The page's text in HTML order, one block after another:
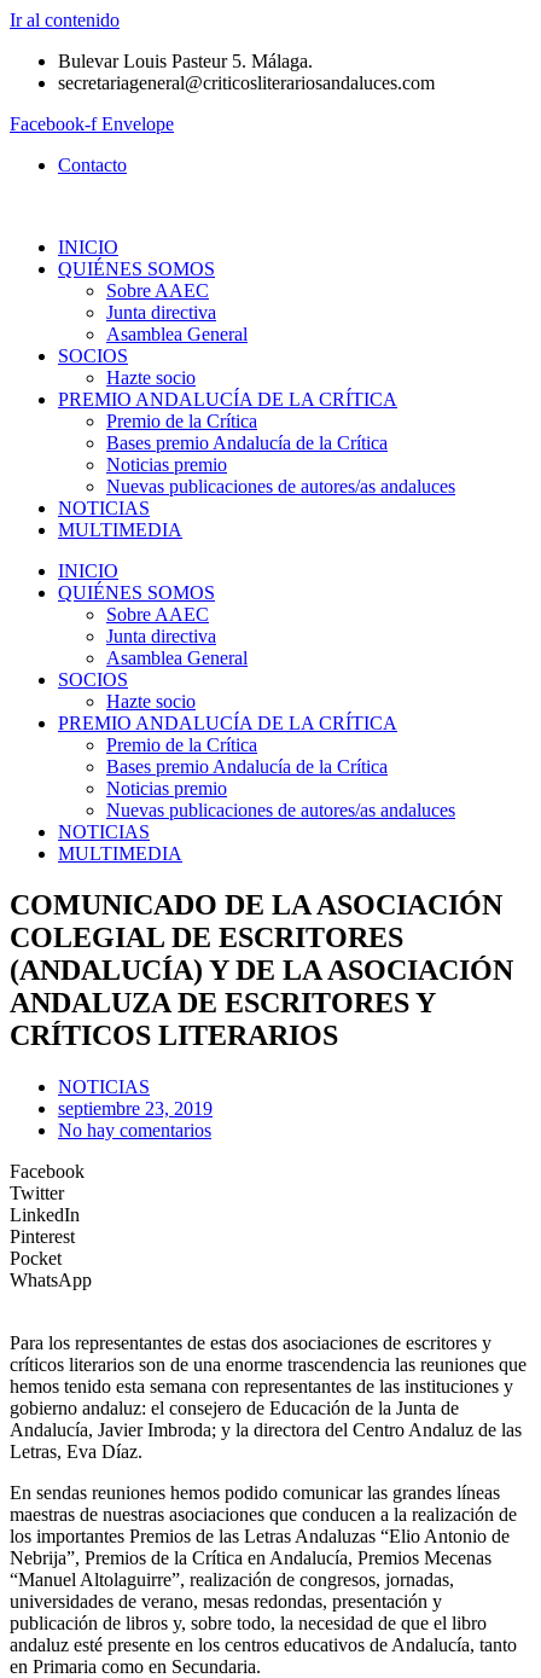
Ir al contenido
Bulevar Louis Pasteur 5. Málaga.
secretariageneral@criticosliterariosandaluces.com
Facebook-f Envelope
Contacto
INICIO
QUIÉNES SOMOS
Sobre AAEC
Junta directiva
Asamblea General
SOCIOS
Hazte socio
PREMIO ANDALUCÍA DE LA CRÍTICA
Premio de la Crítica
Bases premio Andalucía de la Crítica
Noticias premio
Nuevas publicaciones de autores/as andaluces
NOTICIAS
MULTIMEDIA
INICIO
QUIÉNES SOMOS
Sobre AAEC
Junta directiva
Asamblea General
SOCIOS
Hazte socio
PREMIO ANDALUCÍA DE LA CRÍTICA
Premio de la Crítica
Bases premio Andalucía de la Crítica
Noticias premio
Nuevas publicaciones de autores/as andaluces
NOTICIAS
MULTIMEDIA
COMUNICADO DE LA ASOCIACIÓN
COLEGIAL DE ESCRITORES
(ANDALUCÍA) Y DE LA ASOCIACIÓN
ANDALUZA DE ESCRITORES Y
CRÍTICOS LITERARIOS
NOTICIAS
septiembre 23, 2019
No hay comentarios
Facebook
Twitter
LinkedIn
Pinterest
Pocket
WhatsApp
Para los representantes de estas dos asociaciones de escritores y
críticos literarios son de una enorme trascendencia las reuniones que
hemos tenido esta semana con representantes de las instituciones y
gobierno andaluz: el consejero de Educación de la Junta de
Andalucía, Javier Imbroda; y la directora del Centro Andaluz de las
Letras, Eva Díaz.
En sendas reuniones hemos podido comunicar las grandes líneas
maestras de nuestras asociaciones que conducen a la realización de
los importantes Premios de las Letras Andaluzas “Elio Antonio de
Nebrija”, Premios de la Crítica en Andalucía, Premios Mecenas
“Manuel Altolaguirre”, realización de congresos, jornadas,
universidades de verano, mesas redondas, presentación y
publicación de libros y, sobre todo, la necesidad de que el libro
andaluz esté presente en los centros educativos de Andalucía, tanto
en Primaria como en Secundaria.